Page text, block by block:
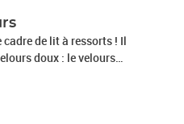
de lit à ressorts ! Il
doux : le velours
fibres uniformément
: le lit est soutenu par